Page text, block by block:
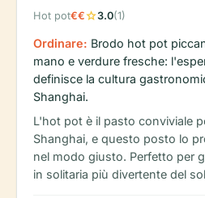
Hot pot€€star3.0(1)
Ordinare: Brodo hot pot
mano e verdure fresche:
definisce la cultura
Shanghai.
L'hot pot è il pasto conviviale
Shanghai, e questo posto lo
nel modo giusto. Perfetto per
in solitaria più divertente del